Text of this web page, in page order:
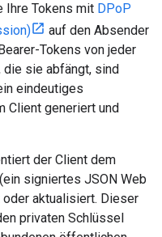
Ihre Tokens mit DPoP
auf den Absender
Tokens von jeder
die sie abfängt, sind
eindeutiges
Client generiert und
der Client dem
signiertes JSON Web
oder aktualisiert. Dieser
privaten Schlüssel